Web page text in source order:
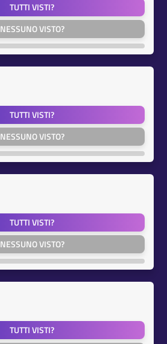
TUTTI VISTI?
NESSUNO VISTO?
TUTTI VISTI?
NESSUNO VISTO?
TUTTI VISTI?
NESSUNO VISTO?
TUTTI VISTI?